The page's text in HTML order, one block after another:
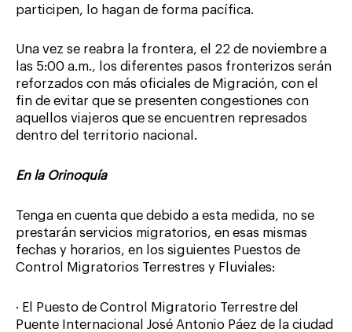
participen, lo hagan de forma pacífica.
Una vez se reabra la frontera, el 22 de noviembre a
las 5:00 a.m., los diferentes pasos fronterizos serán
reforzados con más oficiales de Migración, con el
fin de evitar que se presenten congestiones con
aquellos viajeros que se encuentren represados
dentro del territorio nacional.
En la Orinoquía
Tenga en cuenta que debido a esta medida, no se
prestarán servicios migratorios, en esas mismas
fechas y horarios, en los siguientes Puestos de
Control Migratorios Terrestres y Fluviales:
· El Puesto de Control Migratorio Terrestre del
Puente Internacional José Antonio Páez de la ciudad